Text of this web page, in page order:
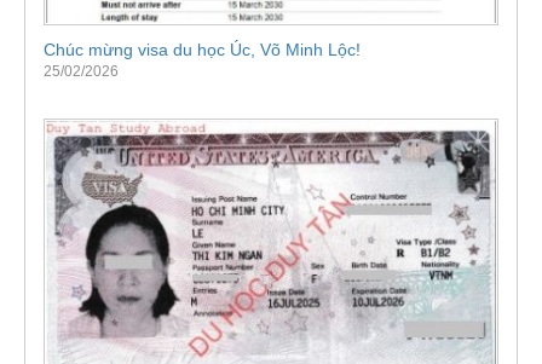
Chúc mừng visa du học Úc, Võ Minh Lộc!
25/02/2026